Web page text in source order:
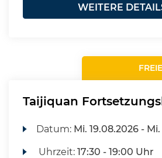
WEITERE
Taijiquan
Datum: Mi. 19.08.2026 - Mi.
Uhrzeit:17:30 - 19:00 Uhr